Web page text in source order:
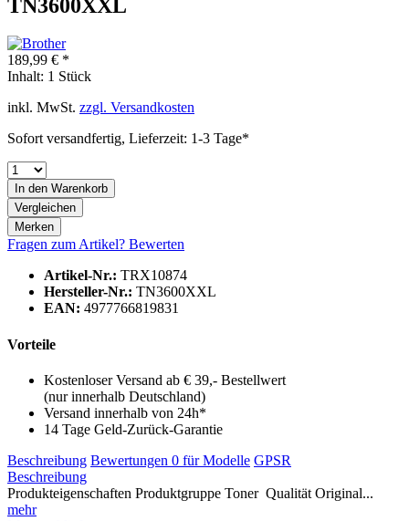
TN3600XXL
189,99 € *
Inhalt: 1 Stück
inkl. MwSt. zzgl. Versandkosten
Sofort versandfertig, Lieferzeit: 1-3 Tage*
In den Warenkorb
Vergleichen
Merken
Fragen zum Artikel? Bewerten
Artikel-Nr.: TRX10874
Hersteller-Nr.: TN3600XXL
EAN: 4977766819831
Vorteile
Kostenloser Versand ab € 39,- Bestellwert
(nur innerhalb Deutschland)
Versand innerhalb von 24h*
14 Tage Geld-Zurück-Garantie
Beschreibung Bewertungen 0 für Modelle GPSR
Beschreibung
Produkteigenschaften Produktgruppe Toner Qualität Original...
mehr